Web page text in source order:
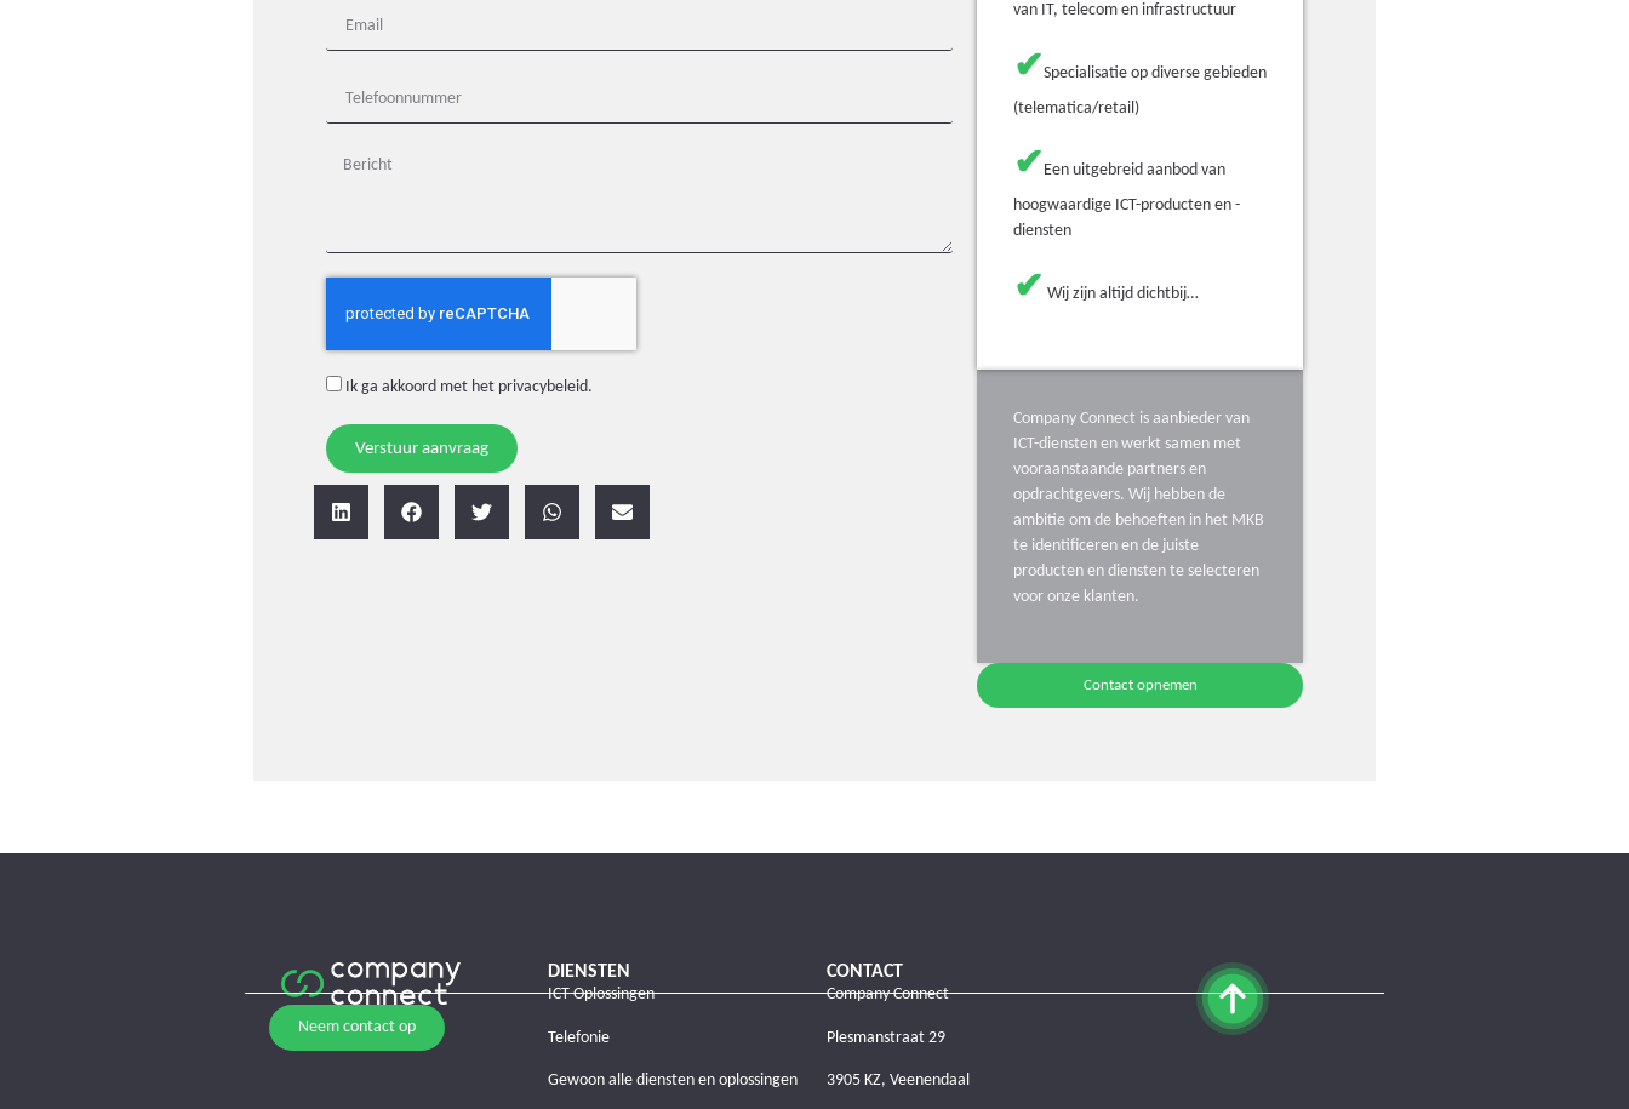
Ik ga akkoord met het privacybeleid.
Verstuur aanvraag
van IT, telecom en infrastructuur
✔Specialisatie op diverse gebieden
(telematica/retail)
✔ Een uitgebreid aanbod van
hoogwaardige ICT-producten en -
diensten
✔ Wij zijn altijd dichtbij…
Company Connect is aanbieder van
ICT-diensten en werkt samen met
vooraanstaande partners en
opdrachtgevers. Wij hebben de
ambitie om de behoeften in het MKB
te identificeren en de juiste
producten en diensten te selecteren
voor onze klanten.
Contact opnemen
Neem contact op
DIENSTEN
ICT Oplossingen
Telefonie
Gewoon alle diensten en oplossingen
CONTACT
Company Connect
Plesmanstraat 29
3905 KZ, Veenendaal